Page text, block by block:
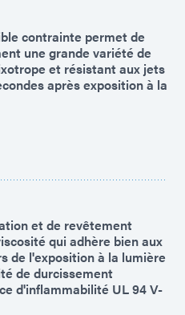
contrainte permet de
une grande variété de
et résistant aux jets
après exposition à la
et de revêtement
qui adhère bien aux
de l'exposition à la lumière
de durcissement
d'inflammabilité UL 94 V-